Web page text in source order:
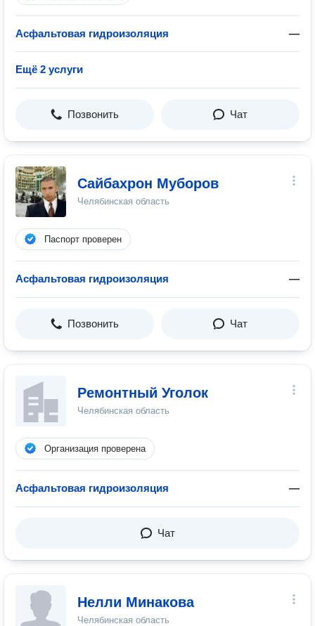
Асфальтовая гидроизоляция —
Ещё 2 услуги
Позвонить Чат
Сайбахрон Муборов
Челябинская область
Паспорт проверен
Асфальтовая гидроизоляция —
Позвонить Чат
Ремонтный Уголок
Челябинская область
Организация проверена
Асфальтовая гидроизоляция —
Чат
Нелли Минакова
Челябинская область